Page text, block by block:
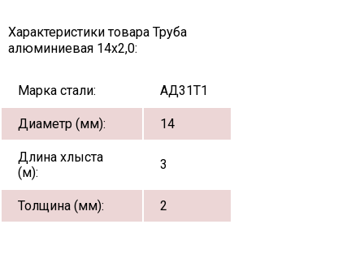
Характеристики товара Труба
алюминиевая 14х2,0:
Марка стали: АД31Т1
Диаметр (мм): 14
Длина хлыста
(м):
3
Толщина (мм): 2